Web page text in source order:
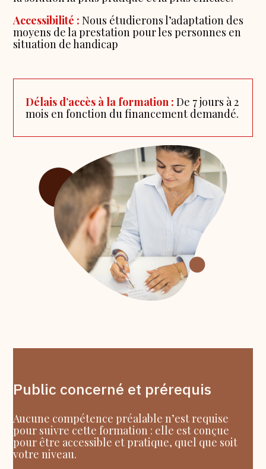
Accessibilité : Nous étudierons l’adaptation des
moyens de la prestation pour les personnes en
situation de handicap
Délais d’accès à la formation : De 7 jours à 2
mois en fonction du financement demandé.
Public concerné et prérequis
Aucune compétence préalable n’est requise
pour suivre cette formation : elle est conçue
pour être accessible et pratique, quel que soit
votre niveau.